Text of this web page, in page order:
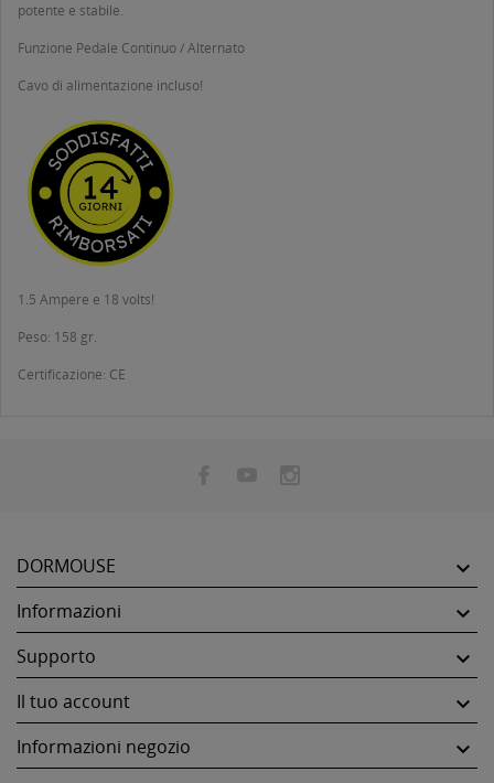
potente e stabile.
Funzione Pedale Continuo / Alternato
Cavo di alimentazione incluso!
1.5 Ampere e 18 volts!
Peso: 158 gr.
Certificazione: CE
DORMOUSE 
Informazioni 
Supporto 
Il tuo account 
Informazioni negozio 